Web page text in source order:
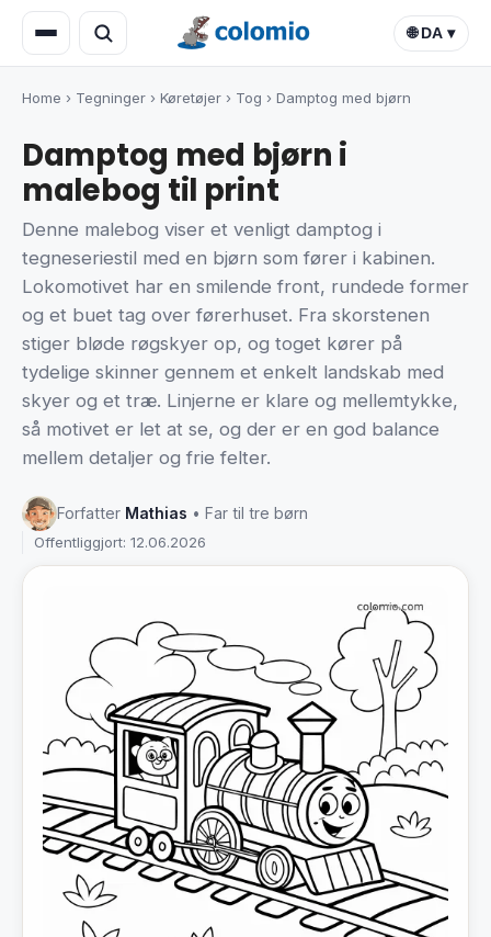
🌐 DA ▾
Home › Tegninger › Køretøjer › Tog › Damptog med bjørn
Damptog med bjørn i
malebog til print
Denne malebog viser et venligt damptog i
tegneseriestil med en bjørn som fører i kabinen.
Lokomotivet har en smilende front, rundede former
og et buet tag over førerhuset. Fra skorstenen
stiger bløde røgskyer op, og toget kører på
tydelige skinner gennem et enkelt landskab med
skyer og et træ. Linjerne er klare og mellemtykke,
så motivet er let at se, og der er en god balance
mellem detaljer og frie felter.
Forfatter Mathias • Far til tre børn
Offentliggjort: 12.06.2026